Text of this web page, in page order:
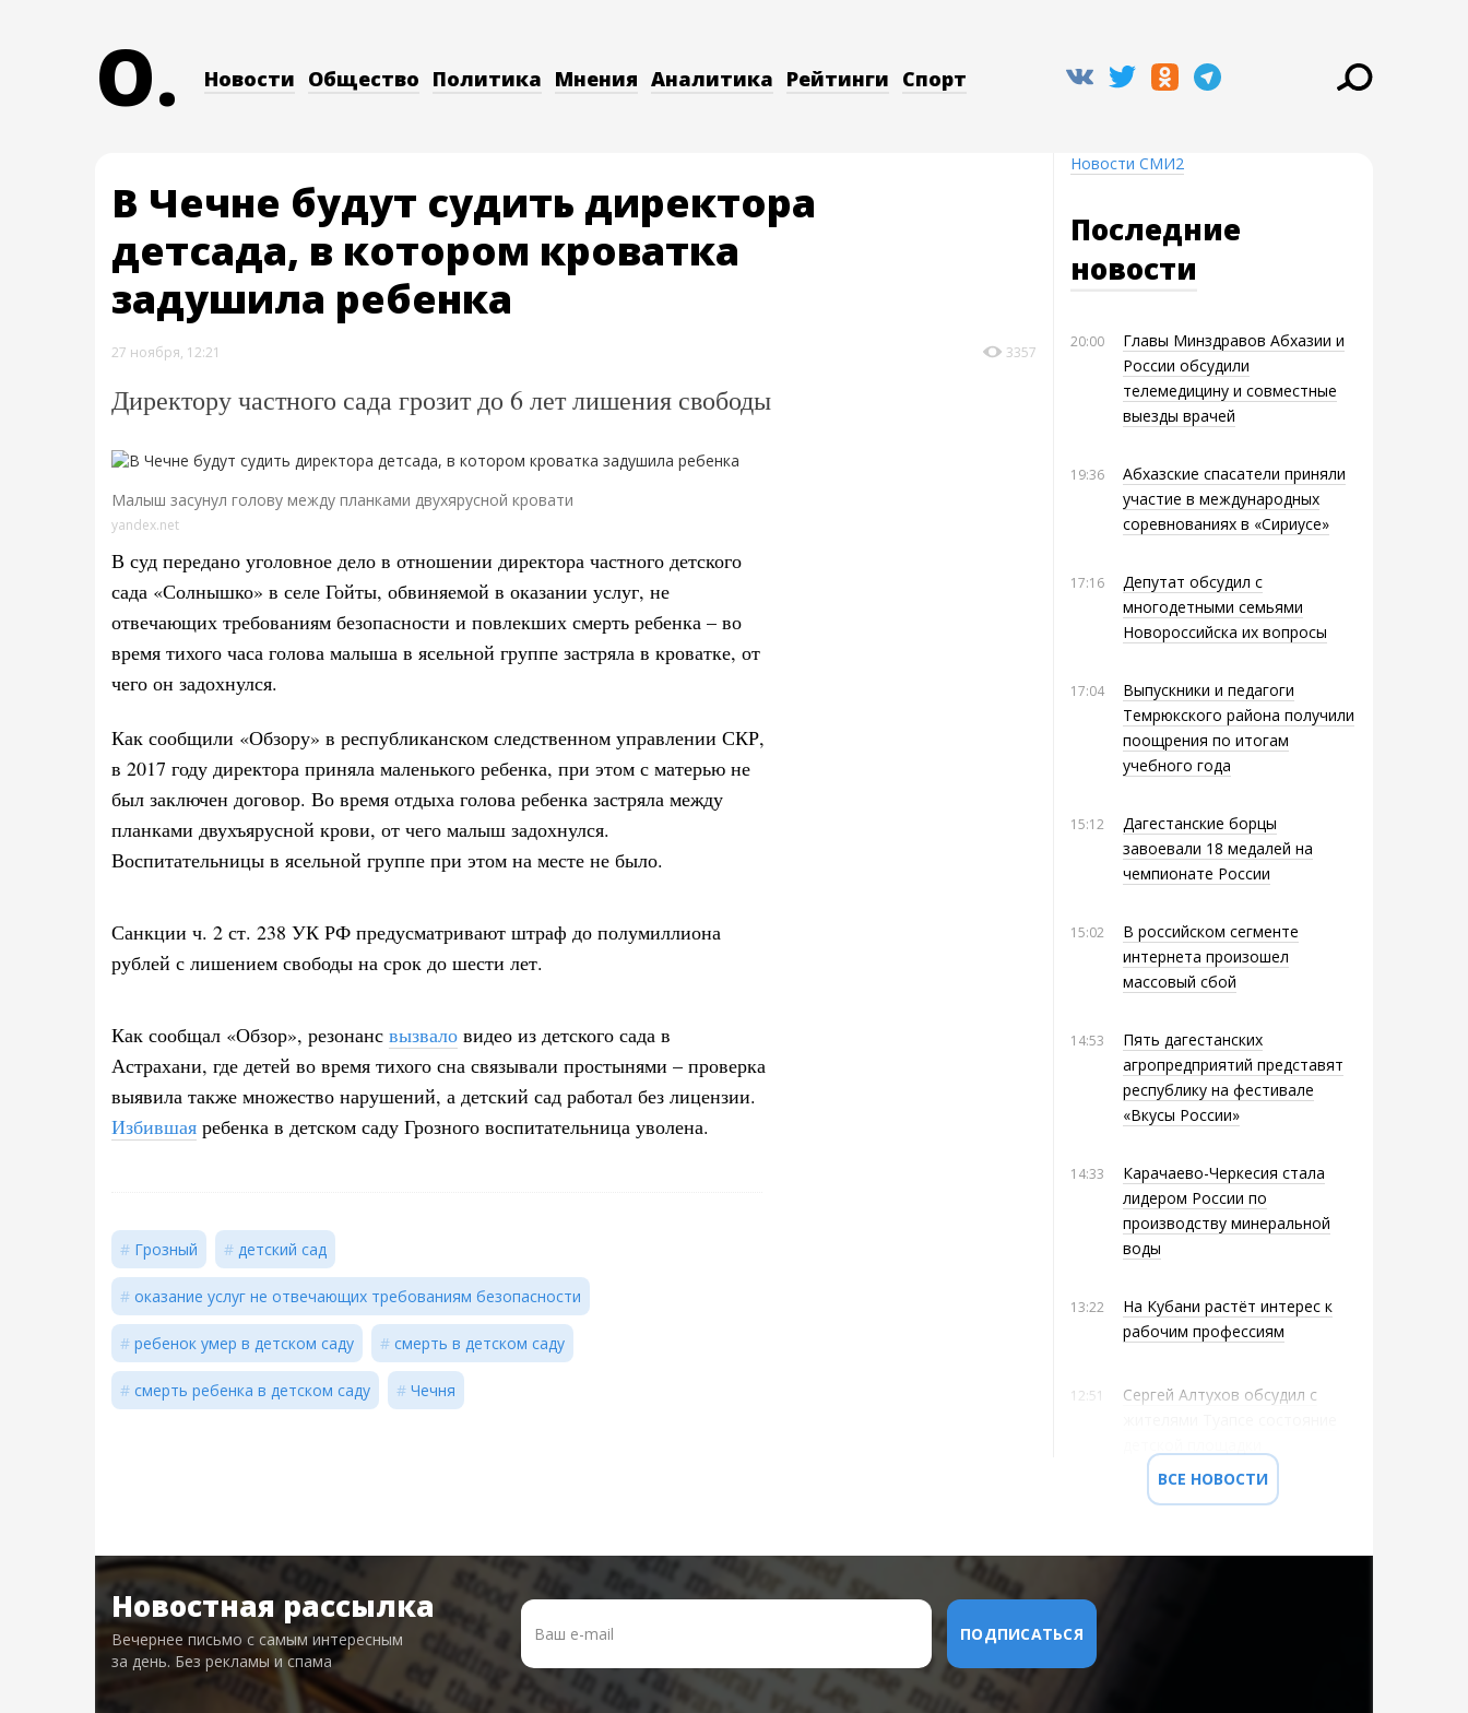
O. Новости Общество Политика Мнения Аналитика Рейтинги Спорт
В Чечне будут судить директора
детсада, в котором кроватка
задушила ребенка
27 ноября, 12:21 3357
Директору частного сада грозит до 6 лет лишения свободы
Малыш засунул голову между планками двухярусной кровати
yandex.net
В суд передано уголовное дело в отношении директора частного детского
сада «Солнышко» в селе Гойты, обвиняемой в оказании услуг, не
отвечающих требованиям безопасности и повлекших смерть ребенка – во
время тихого часа голова малыша в ясельной группе застряла в кроватке, от
чего он задохнулся.
Как сообщили «Обзору» в республиканском следственном управлении СКР,
в 2017 году директора приняла маленького ребенка, при этом с матерью не
был заключен договор. Во время отдыха голова ребенка застряла между
планками двухъярусной крови, от чего малыш задохнулся.
Воспитательницы в ясельной группе при этом на месте не было.
Санкции ч. 2 ст. 238 УК РФ предусматривают штраф до полумиллиона
рублей с лишением свободы на срок до шести лет.
Как сообщал «Обзор», резонанс вызвало видео из детского сада в
Астрахани, где детей во время тихого сна связывали простынями – проверка
выявила также множество нарушений, а детский сад работал без лицензии.
Избившая ребенка в детском саду Грозного воспитательница уволена.
Грозный детский сад
оказание услуг не отвечающих требованиям безопасности
ребенок умер в детском саду смерть в детском саду
смерть ребенка в детском саду Чечня
Новости СМИ2
Последние
новости
20:00
Главы Минздравов Абхазии и
России обсудили
телемедицину и совместные
выезды врачей
19:36
Абхазские спасатели приняли
участие в международных
соревнованиях в «Сириусе»
17:16
Депутат обсудил с
многодетными семьями
Новороссийска их вопросы
17:04
Выпускники и педагоги
Темрюкского района получили
поощрения по итогам
учебного года
15:12
Дагестанские борцы
завоевали 18 медалей на
чемпионате России
15:02
В российском сегменте
интернета произошел
массовый сбой
14:53
Пять дагестанских
агропредприятий представят
республику на фестивале
«Вкусы России»
14:33
Карачаево-Черкесия стала
лидером России по
производству минеральной
воды
13:22
На Кубани растёт интерес к
рабочим профессиям
12:51
Сергей Алтухов обсудил с
ВСЕ НОВОСТИ
Новостная рассылка
Вечернее письмо с самым интересным
за день. Без рекламы и спама